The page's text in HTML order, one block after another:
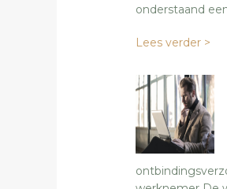
onderstaand
Lees verder >